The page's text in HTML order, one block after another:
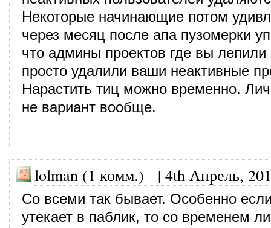
Некоторые начинающие потом
через месяц после апа пузомерки
что админы проектов где вы лепили
просто удалили ваши неактивные
Нарастить тиц можно временно.
не вариант вообще.
lolman (1 комм.) | 4th Апрель,
Со всеми так бывает. Особенно
утекает в паблик, то со временем